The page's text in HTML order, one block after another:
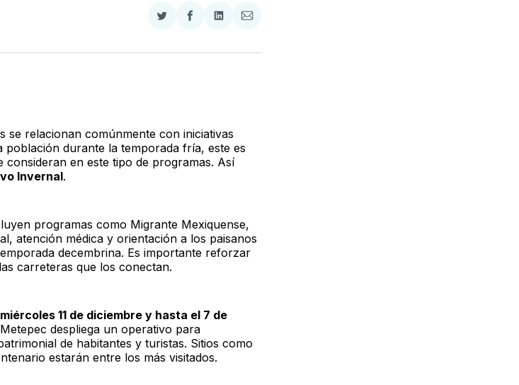
Compartir
Twitter
Compartir
Facebook
Compartir
LinkedIn
Compartir
Email
se relacionan comúnmente con iniciativas
población durante la temporada fría, este es
en este tipo de programas. Así
Invernal.
programas como Migrante Mexiquense,
atención médica y orientación a los paisanos
decembrina. Es importante reforzar
carreteras que los conectan.
11 de diciembre y hasta el 7 de
despliega un operativo para
de habitantes y turistas. Sitios como
estarán entre los más visitados.